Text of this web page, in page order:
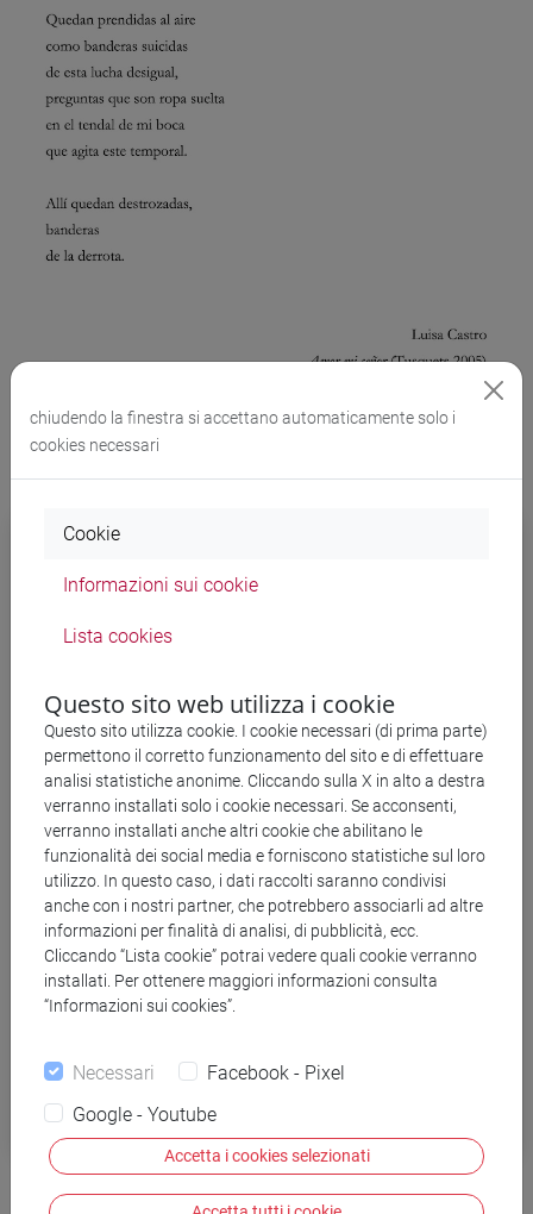
Trascrizione ai sensi della normativa
sull'accessibilità web
Yo voy haciendo preguntas
son como flores oscuras.
Tú no contestas ninguna.
Quedan prendidas al aire
como banderas suicidas
de esta lucha desigual,
preguntas que son ropa suelta
en el tendal de mi boca
que agita este temporal.
Allí quedan destrozadas,
banderas
chiudendo la finestra si accettano automaticamente solo i
cookies necessari
Cookie
Informazioni sui cookie
Lista cookies
Questo sito web utilizza i cookie
Questo sito utilizza cookie. I cookie necessari (di prima parte)
permettono il corretto funzionamento del sito e di effettuare
analisi statistiche anonime. Cliccando sulla X in alto a destra
verranno installati solo i cookie necessari. Se acconsenti,
verranno installati anche altri cookie che abilitano le
funzionalità dei social media e forniscono statistiche sul loro
utilizzo. In questo caso, i dati raccolti saranno condivisi
anche con i nostri partner, che potrebbero associarli ad altre
informazioni per finalità di analisi, di pubblicità, ecc.
Cliccando “Lista cookie” potrai vedere quali cookie verranno
installati. Per ottenere maggiori informazioni consulta
“Informazioni sui cookies”.
Necessari
Facebook - Pixel
Google - Youtube
Accetta i cookies selezionati